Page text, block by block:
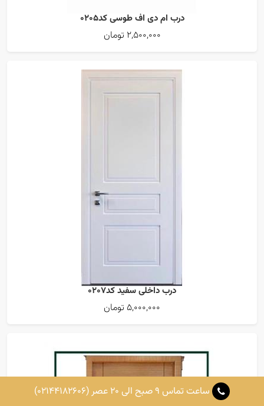
درب ام دی اف طوسی کد0205
2,500,000 تومان
درب داخلی سفید کد0207
5,000,000 تومان
ساعت تماس 9 صبح الی 20 عصر (02144182606)